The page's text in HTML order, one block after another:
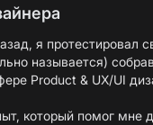
я протестировал
называется)
Product & UX/UI
который помог мне